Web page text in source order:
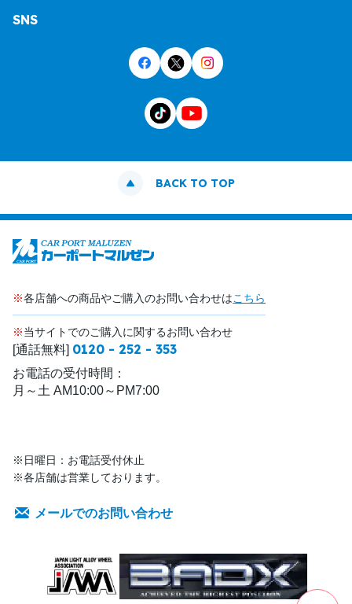
SNS
BACK TO TOP
※各店舗への商品やご購入のお問い合わせはこちら
※当サイトでのご購入に関するお問い合わせ
[通話無料] 0120 - 252 - 353
お電話の受付時間：
月～土 AM10:00～PM7:00
※日曜日：お電話受付休止
※各店舗は営業しております。
メールでのお問い合わせ